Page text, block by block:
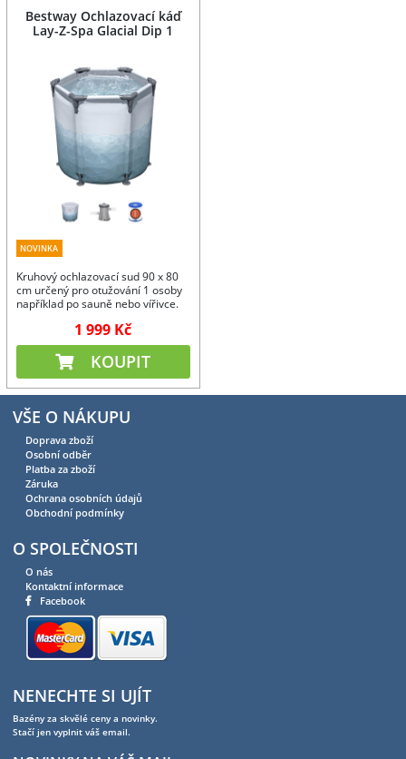
Bestway Ochlazovací káď
Lay-Z-Spa Glacial Dip 1
NOVINKA
Kruhový ochlazovací sud 90 x 80
cm určený pro otužování 1 osoby
například po sauně nebo vířivce.
1 999 Kč
KOUPIT
VŠE O NÁKUPU
Doprava zboží
Osobní odběr
Platba za zboží
Záruka
Ochrana osobních údajů
Obchodní podmínky
O SPOLEČNOSTI
O nás
Kontaktní informace
Facebook
NENECHTE SI UJÍT
Bazény za skvělé ceny a novinky.
Stačí jen vyplnit váš email.